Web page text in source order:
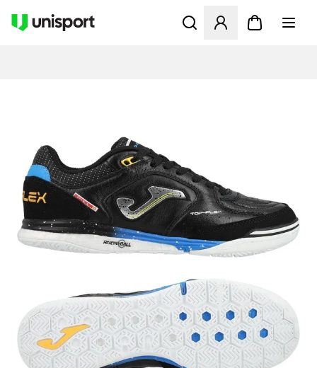
Åbner en Modal til at